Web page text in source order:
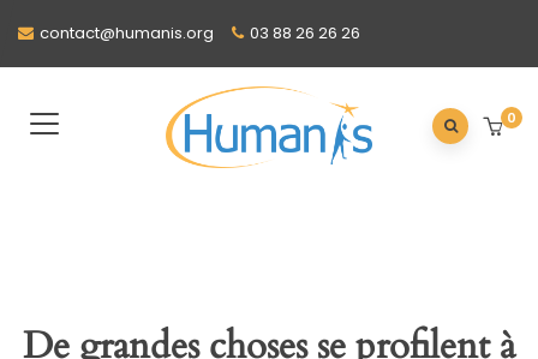
contact@humanis.org 03 88 26 26 26
0
De grandes choses se profilent à